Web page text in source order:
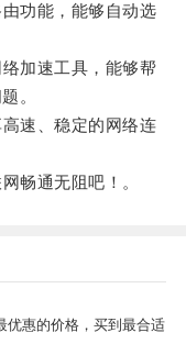
功能，能够自动选
加速工具，能够帮
。
速、稳定的网络连
畅通无阻吧！。
优惠的价格，买到最合适